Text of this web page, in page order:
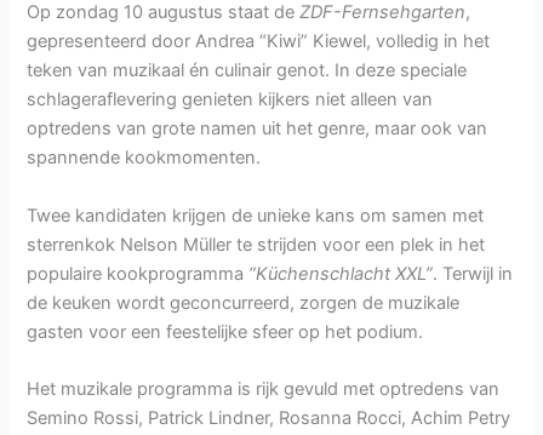
Op zondag 10 augustus staat deZDF-Fernsehgarten,
gepresenteerd door Andrea “Kiwi” Kiewel, volledig in het
teken van muzikaal én culinair genot. In deze speciale
schlageraflevering genieten kijkers niet alleen van
optredens van grote namen uit het genre, maar ook van
spannende kookmomenten.
Twee kandidaten krijgen de unieke kans om samen met
sterrenkok Nelson Müller te strijden voor een plek in het
populaire kookprogramma “Küchenschlacht XXL”. Terwijl in
de keuken wordt geconcurreerd, zorgen de muzikale
gasten voor een feestelijke sfeer op het podium.
Het muzikale programma is rijk gevuld met optredens van
Semino Rossi, Patrick Lindner, Rosanna Rocci, Achim Petry